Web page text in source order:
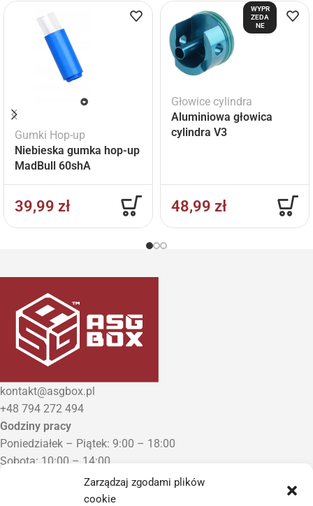
Zarządzaj zgodami plików
cookie
Gumki Hop-up
Niebieska gumka hop-up
MadBull 60shA
39,99 zł
WYPR
ZEDA
NE
Głowice cylindra
Aluminiowa głowica
cylindra V3
48,99 zł
kontakt@asgbox.pl
+48 794 272 494
Godziny pracy
Poniedziałek – Piątek: 9:00 – 18:00
Sobota: 10:00 – 14:00
Niedziela: Zamknięte
Punkt Odbioru zamówień